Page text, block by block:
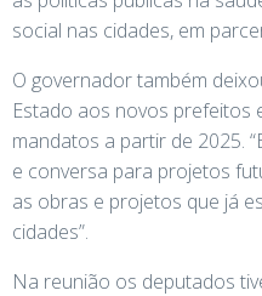
social nas cidades, em
O governador também
Estado aos novos prefeitos
mandatos a partir de 2025.
e conversa para projetos
as obras e projetos que já
cidades”.
Na reunião os deputados